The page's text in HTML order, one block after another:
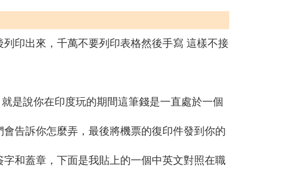
印出來，千萬不要列印表格然後手寫 這樣不接
是說你在印度玩的期間這筆錢是一直處於一個
告訴你怎麼弄，最後將機票的復印件發到你的
和蓋章，下面是我貼上的一個中英文對照在職